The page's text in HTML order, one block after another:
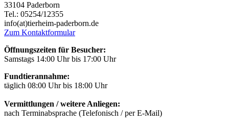
33104 Paderborn
Tel.: 05254/12355
info(at)tierheim-paderborn.de
Zum Kontaktformular
Öffnungszeiten für Besucher:
Samstags 14:00 Uhr bis 17:00 Uhr
Fundtierannahme:
täglich 08:00 Uhr bis 18:00 Uhr
Vermittlungen / weitere Anliegen:
nach Terminabsprache (Telefonisch / per E-Mail)